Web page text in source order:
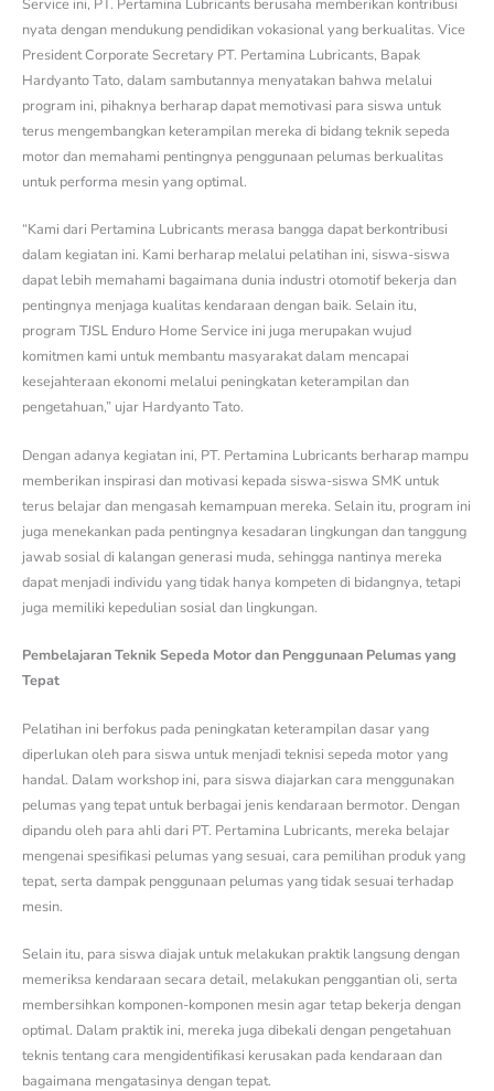
Service ini, PT. Pertamina Lubricants berusaha memberikan kontribusi
nyata dengan mendukung pendidikan vokasional yang berkualitas. Vice
President Corporate Secretary PT. Pertamina Lubricants, Bapak
Hardyanto Tato, dalam sambutannya menyatakan bahwa melalui
program ini, pihaknya berharap dapat memotivasi para siswa untuk
terus mengembangkan keterampilan mereka di bidang teknik sepeda
motor dan memahami pentingnya penggunaan pelumas berkualitas
untuk performa mesin yang optimal.
“Kami dari Pertamina Lubricants merasa bangga dapat berkontribusi
dalam kegiatan ini. Kami berharap melalui pelatihan ini, siswa-siswa
dapat lebih memahami bagaimana dunia industri otomotif bekerja dan
pentingnya menjaga kualitas kendaraan dengan baik. Selain itu,
program TJSL Enduro Home Service ini juga merupakan wujud
komitmen kami untuk membantu masyarakat dalam mencapai
kesejahteraan ekonomi melalui peningkatan keterampilan dan
pengetahuan,” ujar Hardyanto Tato.
Dengan adanya kegiatan ini, PT. Pertamina Lubricants berharap mampu
memberikan inspirasi dan motivasi kepada siswa-siswa SMK untuk
terus belajar dan mengasah kemampuan mereka. Selain itu, program ini
juga menekankan pada pentingnya kesadaran lingkungan dan tanggung
jawab sosial di kalangan generasi muda, sehingga nantinya mereka
dapat menjadi individu yang tidak hanya kompeten di bidangnya, tetapi
juga memiliki kepedulian sosial dan lingkungan.
Pembelajaran Teknik Sepeda Motor dan Penggunaan Pelumas yang
Tepat
Pelatihan ini berfokus pada peningkatan keterampilan dasar yang
diperlukan oleh para siswa untuk menjadi teknisi sepeda motor yang
handal. Dalam workshop ini, para siswa diajarkan cara menggunakan
pelumas yang tepat untuk berbagai jenis kendaraan bermotor. Dengan
dipandu oleh para ahli dari PT. Pertamina Lubricants, mereka belajar
mengenai spesifikasi pelumas yang sesuai, cara pemilihan produk yang
tepat, serta dampak penggunaan pelumas yang tidak sesuai terhadap
mesin.
Selain itu, para siswa diajak untuk melakukan praktik langsung dengan
memeriksa kendaraan secara detail, melakukan penggantian oli, serta
membersihkan komponen-komponen mesin agar tetap bekerja dengan
optimal. Dalam praktik ini, mereka juga dibekali dengan pengetahuan
teknis tentang cara mengidentifikasi kerusakan pada kendaraan dan
bagaimana mengatasinya dengan tepat.